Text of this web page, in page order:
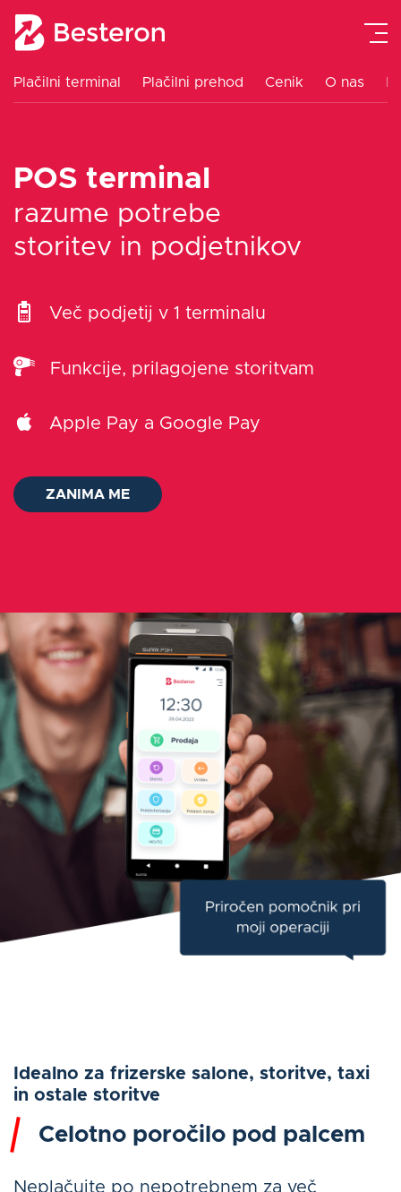
Plačilni terminal Plačilni prehod Cenik O nas
ZANIMA ME
Slovenščina
Kontakt
Plačilni prehod
Integracija blagajne
POS terminal
razume potrebe
storitev in podjetnikov
Več podjetij v 1 terminalu
Funkcije, prilagojene storitvam
Apple Pay a Google Pay
ZANIMA ME
Idealno za frizerske salone, storitve, taxi
in ostale storitve
Celotno poročilo pod palcem
Neplačujte po nepotrebnem za več